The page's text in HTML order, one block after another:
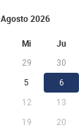
Agosto 2026
Mi Ju
29 30
5 6
12 13
19 20